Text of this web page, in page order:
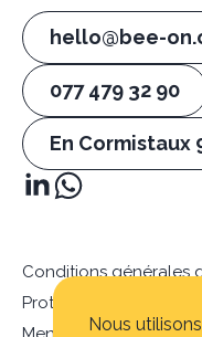
Nous
hello@bee-
077 479 32 90
En Cormistaux
Conditions générales
Protection des données